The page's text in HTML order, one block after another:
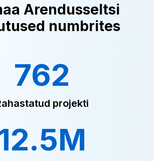
Arendusseltsi
numbrites
762
projekti